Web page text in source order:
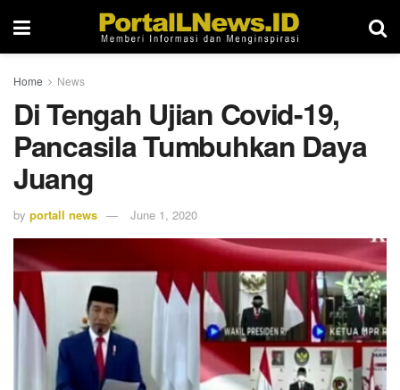
Home News
Di Tengah Ujian Covid-19,
Pancasila Tumbuhkan Daya
Juang
by portall news June 1, 2020